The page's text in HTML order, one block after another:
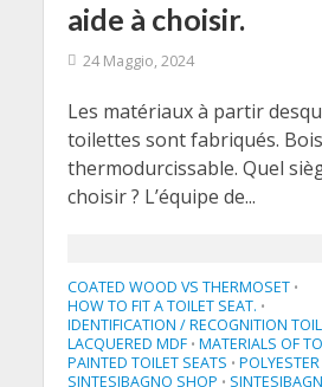
aide à choisir.
24 Maggio, 2024
Les matériaux à partir
toilettes sont fabriqués.
thermodurcissable. Quel
choisir ? L’équipe de...
COATED WOOD VS THERMOSET •
HOW TO FIT A TOILET SEAT. •
IDENTIFICATION / RECOGNITION
LACQUERED MDF • MATERIALS OF
PAINTED TOILET SEATS •
SINTESIBAGNO SHOP •